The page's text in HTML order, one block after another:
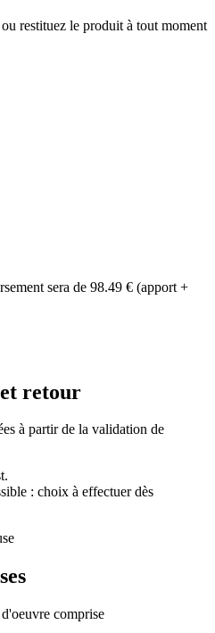
restituez le produit à tout moment
sera de 98.49 € (apport +
retour
à partir de la validation de
: choix à effectuer dès
comprise